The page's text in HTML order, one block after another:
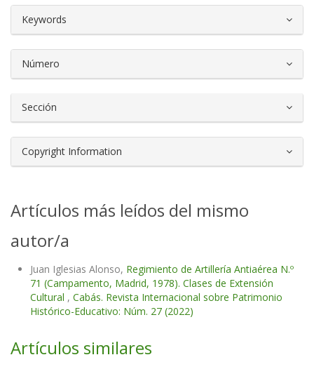
Keywords
Número
Sección
Copyright Information
Artículos más leídos del mismo
autor/a
Juan Iglesias Alonso, Regimiento de Artillería Antiaérea N.º
71 (Campamento, Madrid, 1978). Clases de Extensión
Cultural , Cabás. Revista Internacional sobre Patrimonio
Histórico-Educativo: Núm. 27 (2022)
Artículos similares